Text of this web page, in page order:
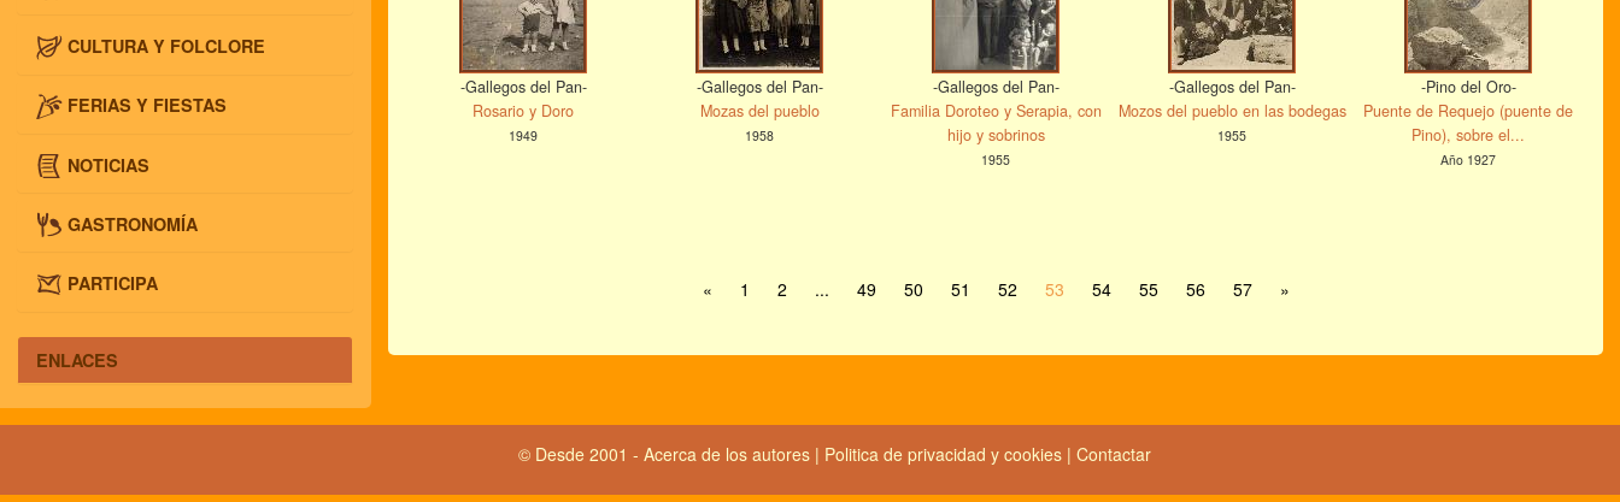
CULTURA Y FOLCLORE
FERIAS Y FIESTAS
NOTICIAS
GASTRONOMÍA
PARTICIPA
ENLACES
-Gallegos del Pan-
Rosario y Doro
1949
-Gallegos del Pan-
Mozas del pueblo
1958
-Gallegos del Pan-
Familia Doroteo y Serapia, con
hijo y sobrinos
1955
-Gallegos del Pan-
Mozos del pueblo en las bodegas
1955
-Pino del Oro-
Puente de Requejo (puente de
Pino), sobre el...
Año 1927
« 1 2 ... 49 50 51 52 53 54 55 56 57 »
© Desde 2001 - Acerca de los autores| Politica de privacidad y cookies | Contactar